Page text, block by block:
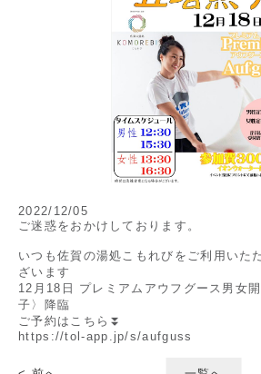
2022/12/05
ご迷惑をおかけしております。
いつも佐賀の湯処こもれびをご利用いた
ざいます
12月18日 プレミアムアウフグース男女
子〉降臨
ご予約はこちら⏬
https://tol-app.jp/s/aufguss